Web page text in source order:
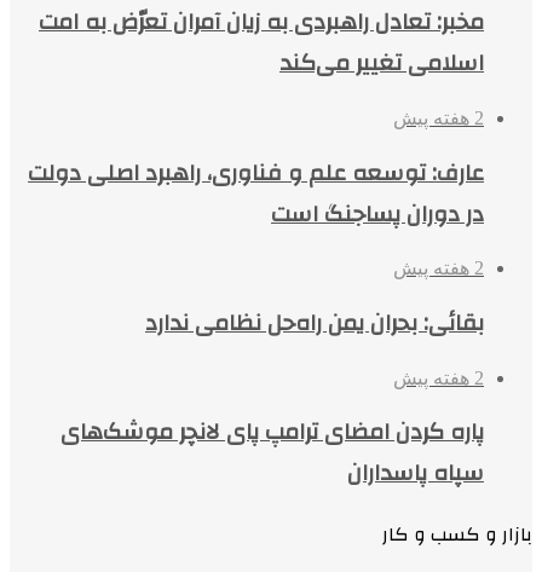
مخبر: تعادل راهبردی به زیان آمران تعرّض به امت
اسلامی تغییر می‌کند
2 هفته پیش
عارف: توسعه علم و فناوری، راهبرد اصلی دولت
در دوران پساجنگ است
2 هفته پیش
بقائی: بحران یمن راه‌حل نظامی ندارد
2 هفته پیش
پاره کردن امضای ترامپ پای لانچر موشک‌های
سپاه پاسداران
بازار و کسب و کار